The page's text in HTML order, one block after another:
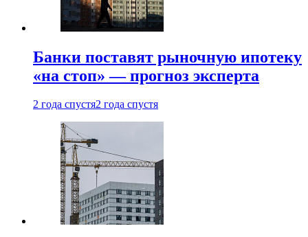
Банки поставят рыночную ипотеку
«на стоп» — прогноз эксперта
2 года спустя2 года спустя